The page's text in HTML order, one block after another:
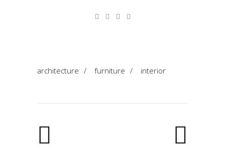
architecture / furniture / interior